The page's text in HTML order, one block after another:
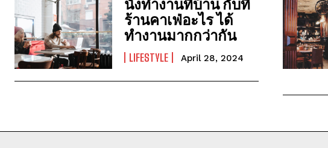
นั่งทำงานที่บ้าน กับที่
ร้านคาเฟ่อะไร ได้
ทำงานมากกว่ากัน
LIFESTYLE April 28, 2024